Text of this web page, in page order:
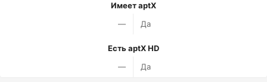
Имеет aptX
—
Да
Есть aptX HD
—
Да